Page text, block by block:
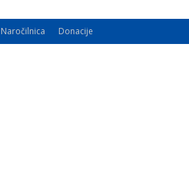
Naročilnica Donacije